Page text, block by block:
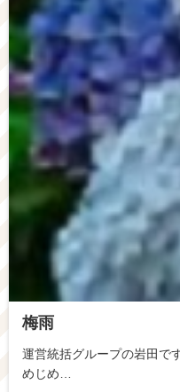
梅雨
運営統括グループの岩田で
めじめ…